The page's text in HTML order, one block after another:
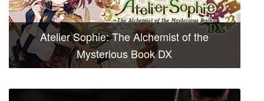
Atelier Sophie: The Alchemist of the
Mysterious Book DX